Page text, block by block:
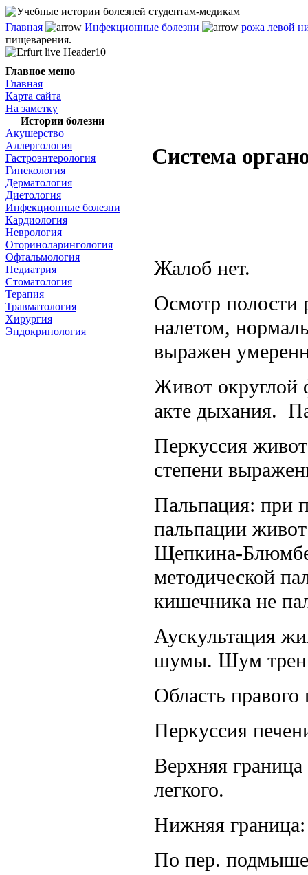
Главная Инфекционные болезни
рожа левой
пищеварения.
Главное меню
Главная
Карта сайта
На заметку
Истории болезни
Акушерство
Аллергология
Гастроэнтерология
Гинекология
Дерматология
Диетология
Инфекционные болезни
Кардиология
Неврология
Оториноларингология
Офтальмология
Педиатрия
Стоматология
Терапия
Травматология
Хирургия
Эндокринология
Система
Жалоб нет.
Осмотр полости
налетом,
выражен
Живот округлой
акте дыхания.
Перкуссия
степени
Пальпация: при
пальпации
Щепкина-
методической
кишечника не
Аускультация
шумы. Шум
Область правого
Перкуссия
Верхняя граница
легкого.
Нижняя граница:
По пер.